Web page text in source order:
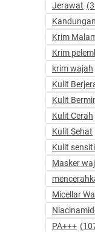
Jerawat
Krim
Krim
krim wajah
Kulit
Kulit
Kulit Cerah
Kulit Sehat
Kulit
Masker
Micellar
PA+++